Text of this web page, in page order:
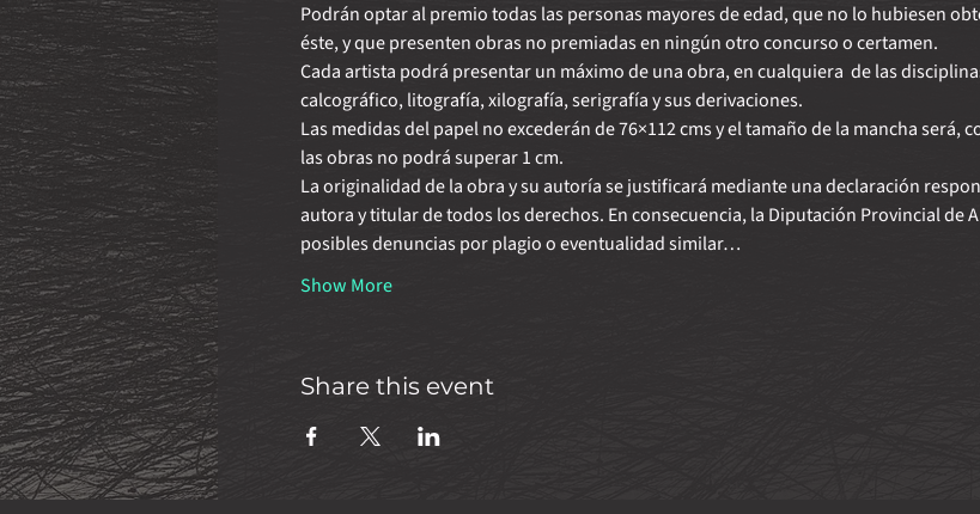
Podrán optar al premio todas las personas mayores de edad, que no lo hubiesen
éste, y que presenten obras no premiadas en ningún otro concurso o certamen.
Cada artista podrá presentar un máximo de una obra, en cualquiera  de las
calcográfico, litografía, xilografía, serigrafía y sus derivaciones.
Las medidas del papel no excederán de 76×112 cms y el tamaño de la mancha será,
las obras no podrá superar 1 cm.
La originalidad de la obra y su autoría se justificará mediante una declaración
autora y titular de todos los derechos. En consecuencia, la Diputación Provincial de
posibles denuncias por plagio o eventualidad similar…
Show More
Share this event